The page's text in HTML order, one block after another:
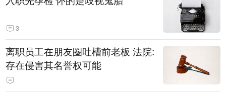
3
离职员工在朋友圈吐槽前老板 法院:
存在侵害其名誉权可能